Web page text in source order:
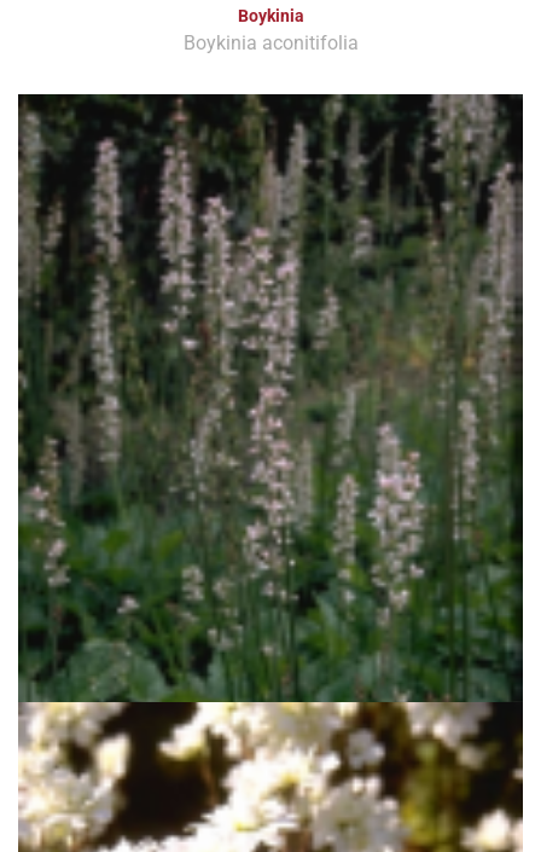
Boykinia
Boykinia aconitifolia
Francoa
Francoa sonchifolia